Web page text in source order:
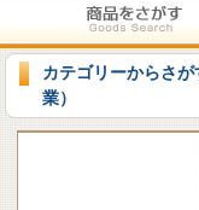
カテゴリーからさが
業）